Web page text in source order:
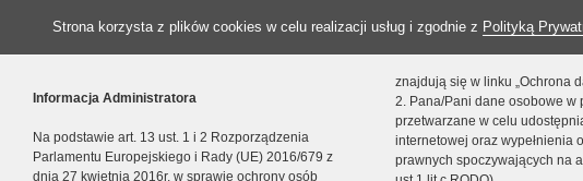
Strona korzysta z plików cookies w celu realizacji usług i zgodnie z Polityką
Informacja Administratora
Na podstawie art. 13 ust. 1 i 2 Rozporządzenia
Parlamentu Europejskiego i Rady (UE) 2016/679 z
dnia 27 kwietnia 2016r. w sprawie ochrony osób
znajdują się w linku „Ochrona
2. Pana/Pani dane osobowe w
przetwarzane w celu
internetowej oraz wypełnienia
prawnych spoczywających na